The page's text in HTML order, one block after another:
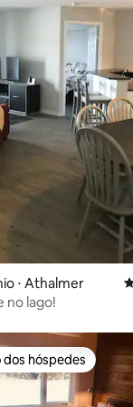
de 5, 172
⋅ Athalmer
no lago!
dos hóspedes
dos hóspedes